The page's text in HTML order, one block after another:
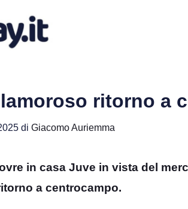
ritorno a
di Giacomo Auriemma
in casa Juve in vista del
a centrocampo.